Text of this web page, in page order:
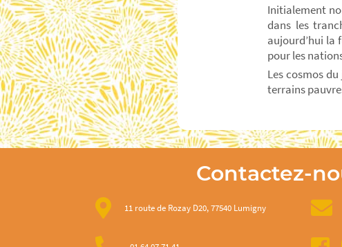
Initialement
dans les
aujourd’hui la
pour les
Les cosmos
terrains
Contactez-
11 route de Rozay D20, 77540 Lumigny